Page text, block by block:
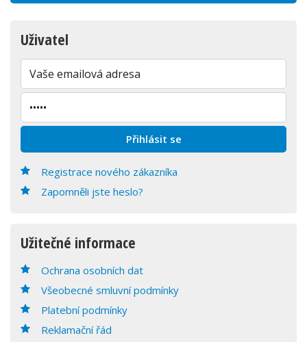
Uživatel
Registrace nového zákazníka
Zapomněli jste heslo?
Užitečné informace
Ochrana osobních dat
Všeobecné smluvní podmínky
Platební podmínky
Reklamační řád